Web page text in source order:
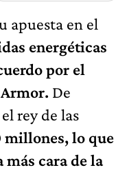
apuesta en el
energéticas
por el
De
rey de las
millones, lo que
cara de la